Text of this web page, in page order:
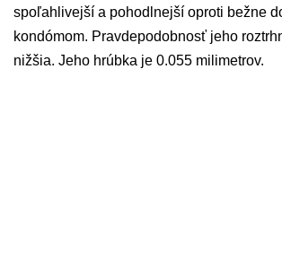
spoľahlivejší a pohodlnejší oproti bežne
kondómom. Pravdepodobnosť jeho
nižšia. Jeho hrúbka je 0.055 mili­met­rov.